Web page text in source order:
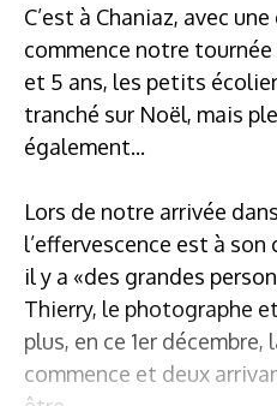
C’est à Chaniaz, avec
commence notre tournée
et 5 ans, les petits
tranché sur Noël, mais
également...
Lors de notre arrivée
l’effervescence est à
il y a «des grandes
Thierry, le photographe
plus, en ce 1er décembre,
commence et deux